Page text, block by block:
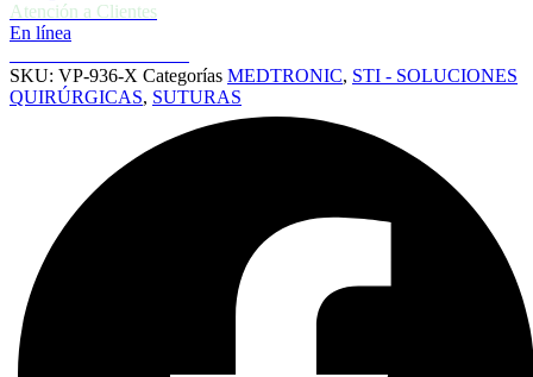
Atención a Clientes
En línea
SKU: VP-936-X Categorías MEDTRONIC, STI - SOLUCIONES
QUIRÚRGICAS, SUTURAS